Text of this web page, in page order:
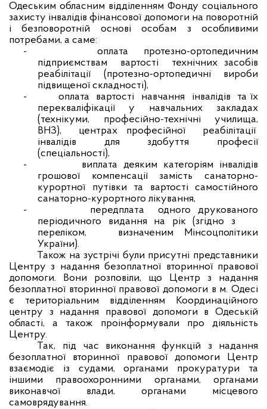
Одеським обласним відділенням Фонду соціального
захисту інвалідів фінансової допомоги на поворотній
і безповоротній основі особам з особливими
потребами, а саме:
-
оплата
протезно-ортопедичним
підприємствам
вартості
технічних засобів
реабілітації (протезно-ортопедичні вироби
підвищеної складності),
-
оплата вартості навчання інвалідів
та їх
перекваліфікації
у навчальних
закладах
(технікуми, професійно-технічні училища,
ВНЗ),
центрах професійної
реабілітації
інвалідів
для здобуття
професії
(спеціальності),
-
виплата деяким категоріям інвалідів
грошової компенсації замість санаторно-
курортної путівки та вартості самостійного
санаторно-курортного лікування,
-
передплата
одного друкованого
періодичного
видання на рік (згідно з
переліком,
визначеним
Мінсоцполітики
України).
Також на зустрічі були присутні представники
Центру з надання безоплатної вторинної правової
допомоги. Вони розповіли, що Центр з надання
безоплатної вторинної правової допомоги в м. Одесі
є територіальним відділенням Координаційного
центру з надання правової допомоги в Одеській
області, а також проінформували про діяльність
Центру.
Так, під час виконання функцій з надання
безоплатної вторинної правової допомоги Центр
взаємодіє із судами, органами прокуратури та
іншими правоохоронними органами, органами
виконавчої влади, органами місцевого
самоврядування.